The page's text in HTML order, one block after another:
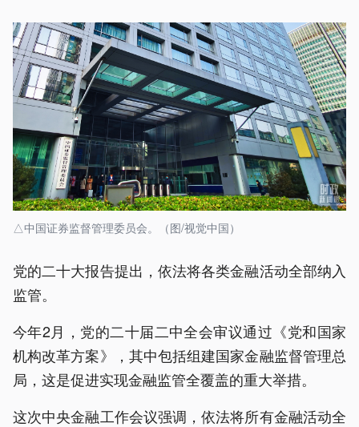
△中国证券监督管理委员会。（图/视觉中国）
党的二十大报告提出，依法将各类金融活动全部纳入
监管。
今年2月，党的二十届二中全会审议通过《党和国家
机构改革方案》，其中包括组建国家金融监督管理总
局，这是促进实现金融监管全覆盖的重大举措。
这次中央金融工作会议强调，依法将所有金融活动全